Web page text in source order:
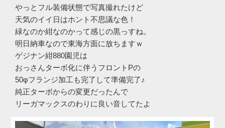
やっとフル装備状態で写真撮れたけど
天気のイイ日はホント不思議な色！
緑なのか紺なのかって感じの黒っすね。
明日納車なので東海方面に放ちますｗ
ゲジナン紺880園児は
おっさんターボ化に伴うフロントPの
50φフランジ加工も完了して準備完了♪
純正ターボからの変更だったんで
リーガマックスのわりに良い音してたよ